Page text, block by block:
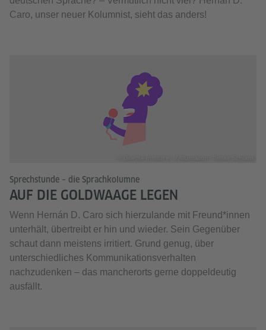
Caro, unser neuer Kolumnist, sieht das anders!
Sprechstunde – die Sprachkolumne
AUF DIE GOLDWAAGE LEGEN
Wenn Hernán D. Caro sich hierzulande mit Freund*innen
unterhält, übertreibt er hin und wieder. Sein Gegenüber
schaut dann meistens irritiert. Grund genug, über
unterschiedliches Kommunikationsverhalten
nachzudenken – das mancherorts gerne doppeldeutig
ausfällt.